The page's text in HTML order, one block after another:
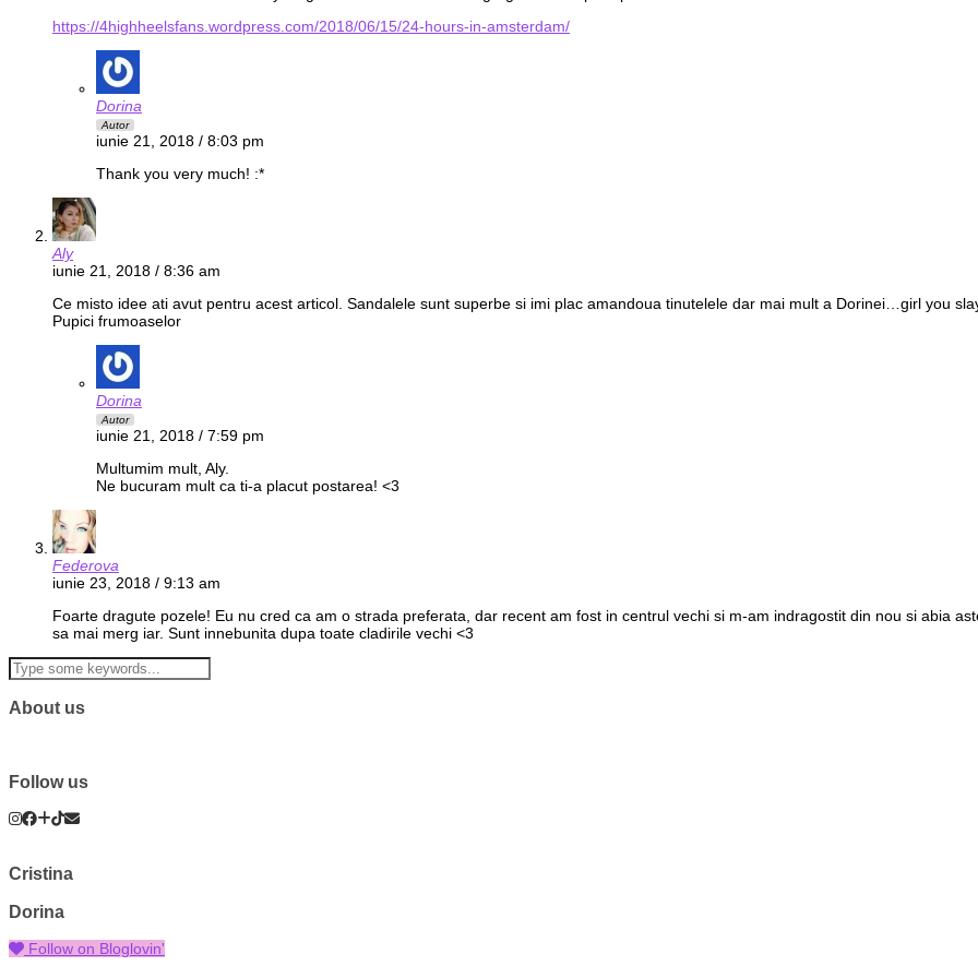
https://4highheelsfans.wordpress.com/2018/06/15/24-hours-in-amsterdam/
Dorina
Autor
iunie 21, 2018 / 8:03 pm
Thank you very much! :*
Aly
iunie 21, 2018 / 8:36 am
Ce misto idee ati avut pentru acest articol. Sandalele sunt superbe si imi plac amandoua tinutelele dar mai mult a Dorinei…girl you
Pupici frumoaselor
Dorina
Autor
iunie 21, 2018 / 7:59 pm
Multumim mult, Aly.
Ne bucuram mult ca ti-a placut postarea! <3
Federova
iunie 23, 2018 / 9:13 am
Foarte dragute pozele! Eu nu cred ca am o strada preferata, dar recent am fost in centrul vechi si m-am indragostit din nou si abia
sa mai merg iar. Sunt innebunita dupa toate cladirile vechi <3
About us
Follow us
Cristina
Dorina
Follow on Bloglovin'